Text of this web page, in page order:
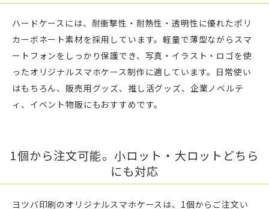
ハードケースには、耐衝撃性・耐熱性・透明性に優れたポリ
カーボネート素材を採用しています。軽量で薄型ながらスマ
ートフォンをしっかり保護でき、写真・イラスト・ロゴを使
ったオリジナルスマホケース制作に適しています。日常使い
はもちろん、販売用グッズ、推し活グッズ、企業ノベルテ
ィ、イベント物販にもおすすめです。
1個から注文可能。小ロット・大ロットどちら
にも対応
ヨツバ印刷のオリジナルスマホケースは、1個からご注文い